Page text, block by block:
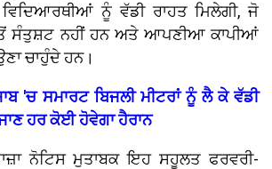
ਨੂੰ ਵੱਡੀ ਰਾਹਤ ਮਿਲੇਗੀ, ਜੋ
ਸੰਤੁਸ਼ਟ ਨਹੀਂ ਹਨ ਅਤੇ ਆਪਣੀਆ ਕਾਪੀਆਂ
ਚਾਹੁੰਦੇ ਹਨ।
'ਚ ਸਮਾਰਟ ਬਿਜਲੀ ਮੀਟਰਾਂ ਨੂੰ ਲੈ ਕੇ ਵੱਡੀ
ਹਰ ਕੋਈ ਹੋਵੇਗਾ ਹੈਰਾਨ
ਨੋਟਿਸ ਮੁਤਾਬਕ ਇਹ ਸਹੂਲਤ ਫਰਵਰੀ-